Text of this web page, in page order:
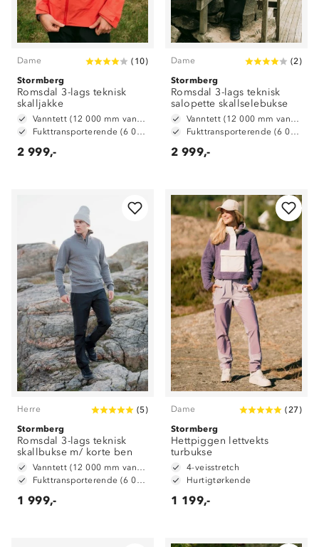
Dame ( 10)
Stormberg
Romsdal 3-lags teknisk
skalljakke
Vanntett (12 000 mm vannsøyle)
Fukttransporterende (6 000 g/ m2/ 24t)
2 999,-
Dame (2)
Stormberg
Romsdal 3-lags teknisk
salopette skallselebukse
Vanntett (12 000 mm vannsøyle)
Fukttransporterende (6 000 g/ m2/ 24t)
2 999,-
Herre (5)
Stormberg
Romsdal 3-lags teknisk
skallbukse m/ korte ben
Vanntett (12 000 mm vannsøyle)
Fukttransporterende (6 000 g/ m2/ 24t)
1 999,-
Dame (27)
Stormberg
Hettpiggen lettvekts
turbukse
4-veisstretch
Hurtigtørkende
1 199,-